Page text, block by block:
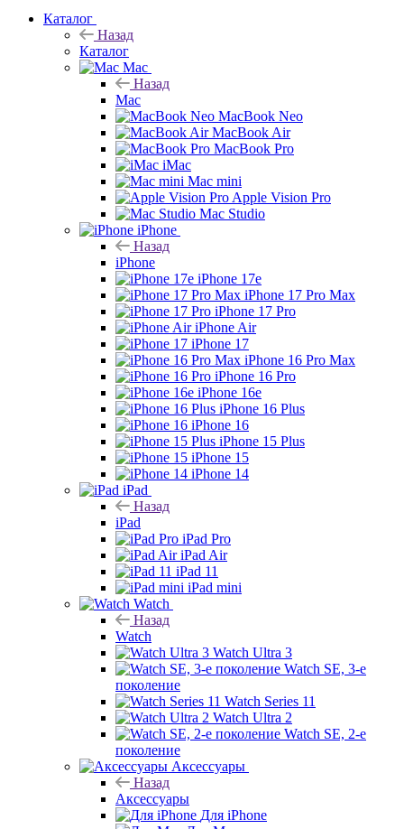
Каталог
Назад
Каталог
Mac
Назад
Mac
MacBook Neo
MacBook Air
MacBook Pro
iMac
Mac mini
Apple Vision Pro
Mac Studio
iPhone
Назад
iPhone
iPhone 17e
iPhone 17 Pro Max
iPhone 17 Pro
iPhone Air
iPhone 17
iPhone 16 Pro Max
iPhone 16 Pro
iPhone 16e
iPhone 16 Plus
iPhone 16
iPhone 15 Plus
iPhone 15
iPhone 14
iPad
Назад
iPad
iPad Pro
iPad Air
iPad 11
iPad mini
Watch
Назад
Watch
Watch Ultra 3
Watch SE, 3-е
поколение
Watch Series 11
Watch Ultra 2
Watch SE, 2-е
поколение
Аксессуары
Назад
Аксессуары
Для iPhone